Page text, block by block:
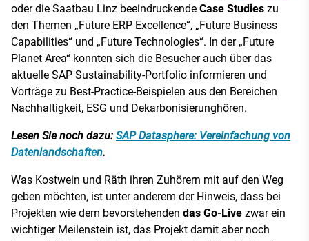
oder die Saatbau Linz beeindruckende Case Studies zu
den Themen „Future ERP Excellence“, „Future Business
Capabilities“ und „Future Technologies“. In der „Future
Planet Area“ konnten sich die Besucher auch über das
aktuelle SAP Sustainability-Portfolio informieren und
Vorträge zu Best-Practice-Beispielen aus den Bereichen
Nachhaltigkeit, ESG und Dekarbonisierunghören.
Lesen Sie noch dazu: SAP Datasphere: Vereinfachung von
Datenlandschaften.
Was Kostwein und Räth ihren Zuhörern mit auf den Weg
geben möchten, ist unter anderem der Hinweis, dass bei
Projekten wie dem bevorstehenden das Go-Live zwar ein
wichtiger Meilenstein ist, das Projekt damit aber noch